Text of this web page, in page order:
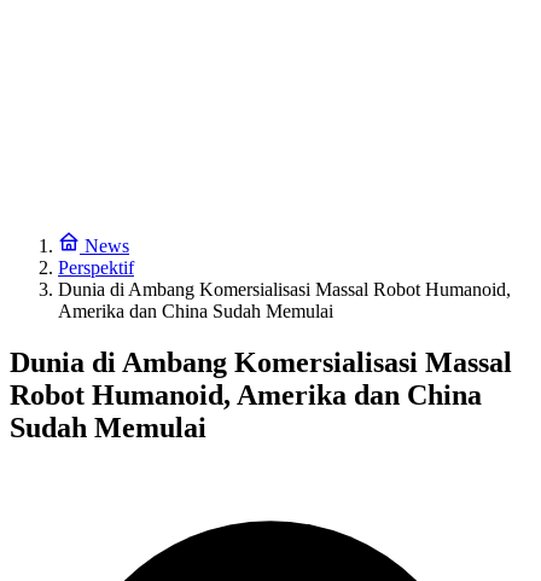
News
Perspektif
Dunia di Ambang Komersialisasi Massal Robot Humanoid,
Amerika dan China Sudah Memulai
Dunia di Ambang Komersialisasi Massal
Robot Humanoid, Amerika dan China
Sudah Memulai